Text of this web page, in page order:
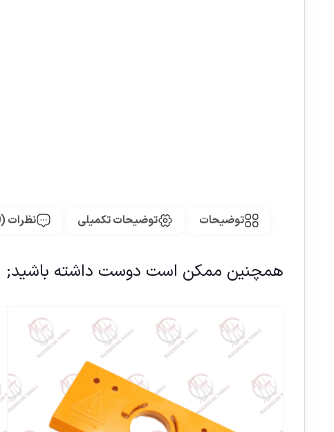
توضیحات توضیحات تکمیلی نظرات (0)
همچنین ممکن است دوست داشته باشید;